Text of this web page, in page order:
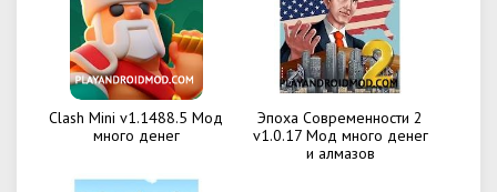
Clash Mini v1.1488.5 Мод
много денег
Эпоха Современности 2
v1.0.17 Мод много денег
и алмазов